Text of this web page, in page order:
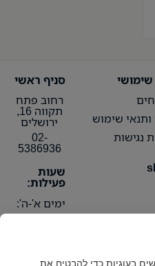
ותנאי שימוש
נגישות
סניף ראשי
רחוב פתח
תקווה 16,
ירושלים
02-
5386936
שעות
פעילות:
ימים א'-ה':
בעוגיות כדי להבטיח את